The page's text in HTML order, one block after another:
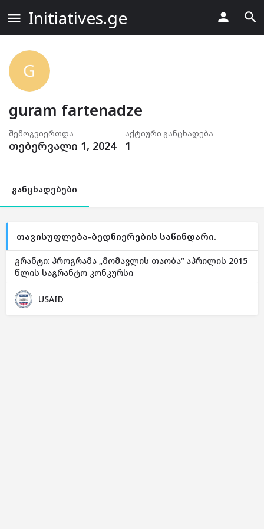
Initiatives.ge
guram fartenadze
შემოგვიერთდა
თებერვალი 1, 2024
აქტიური განცხადება
1
განცხადებები
თავისუფლება-ბედნიერების საწინდარი.
გრანტი: პროგრამა „მომავლის თაობა“ აპრილის 2015
წლის საგრანტო კონკურსი
USAID